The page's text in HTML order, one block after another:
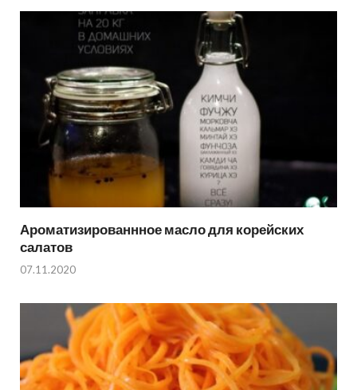
Ароматизированнное масло для корейских
салатов
07.11.2020